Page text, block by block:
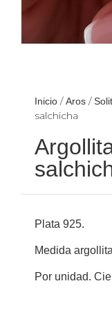
Inicio /Aros /
salchicha
Plata 925.
Medida
Por unidad.